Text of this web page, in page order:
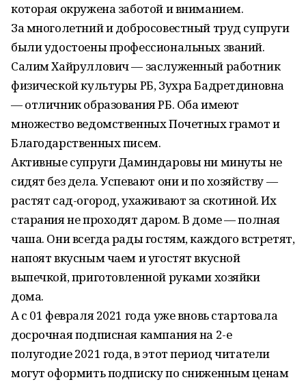
которая окружена заботой и вниманием.
За многолетний и добросовестный труд супруги
были удостоены профессиональных званий.
Салим Хайруллович — заслуженный работник
физической культуры РБ, Зухра Бадретдиновна
— отличник образования РБ. Оба имеют
множество ведомственных Почетных грамот и
Благодарственных писем.
Активные супруги Даминдаровы ни минуты не
сидят без дела. Успевают они и по хозяйству —
растят сад-огород, ухаживают за скотиной. Их
старания не проходят даром. В доме — полная
чаша. Они всегда рады гостям, каждого встретят,
напоят вкусным чаем и угостят вкусной
выпечкой, приготовленной руками хозяйки
дома.
А с 01 февраля 2021 года уже вновь стартовала
досрочная подписная кампания на 2-е
полугодие 2021 года, в этот период читатели
могут оформить подписку по сниженным ценам